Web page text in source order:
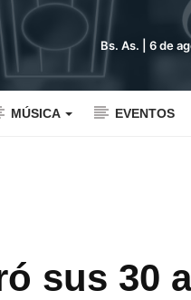
Bs. As. | 6 de
MÚSICA EVENTOS
sus 30